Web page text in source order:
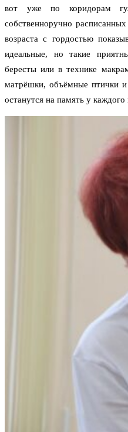
вот уже по коридорам
собственноручно
возраста с гордостью
идеальные, но такие
бересты или в технике
матрёшки, объёмные птички
останутся на память у каждого